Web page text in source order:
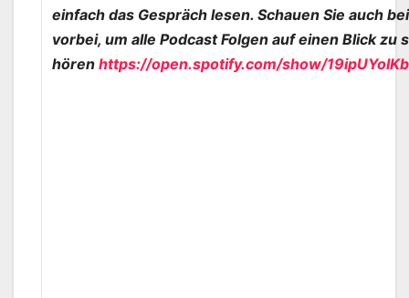
einfach das Gespräch lesen. Schauen Sie auch
vorbei, um alle Podcast Folgen auf einen Blick zu
hörenhttps://open.spotify.com/show/